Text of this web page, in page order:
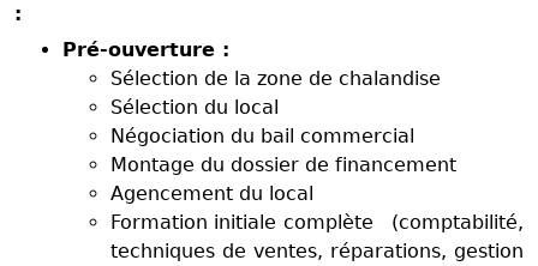
:
Pré-ouverture :
Sélection de la zone de chalandise
Sélection du local
Négociation du bail commercial
Montage du dossier de financement
Agencement du local
Formation initiale complète (comptabilité,
techniques de ventes, réparations, gestion